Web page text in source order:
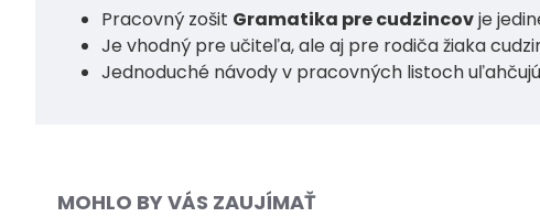
Pracovný zošit Gramatika pre cudzincovje
Je vhodný pre učiteľa, ale aj pre rodiča žiaka
Jednoduché návody v pracovných listoch
MOHLO BY VÁS ZAUJÍMAŤ